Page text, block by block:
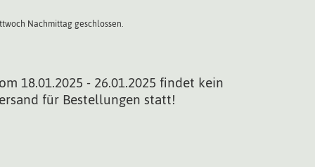
Nachmittag geschlossen.
18.01.2025 - 26.01.2025 findet kein
für Bestellungen statt!